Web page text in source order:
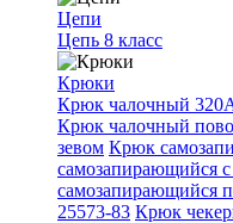
Цепи
Цепь 8 класс
Крюки
Крюк чалочный
Крюк чалочный
зевом Крюк
самозапирающийся
самозапирающийся
25573-83 Крюк